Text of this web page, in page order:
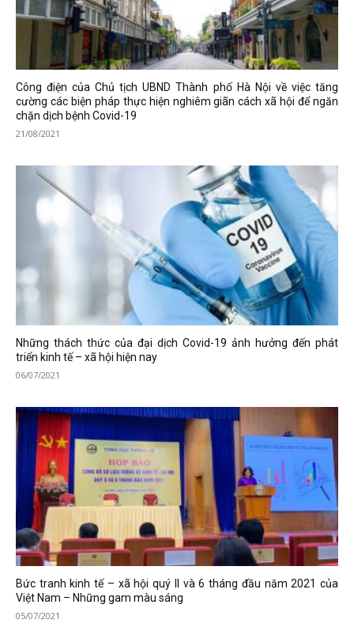
Công điện của Chủ tịch UBND Thành phố Hà Nội về việc tăng
cường các biện pháp thực hiện nghiêm giãn cách xã hội để ngăn
chặn dịch bệnh Covid-19
21/08/2021
Những thách thức của đại dịch Covid-19 ảnh hưởng đến phát
triển kinh tế – xã hội hiện nay
06/07/2021
Bức tranh kinh tế – xã hội quý II và 6 tháng đầu năm 2021 của
Việt Nam – Những gam màu sáng
05/07/2021